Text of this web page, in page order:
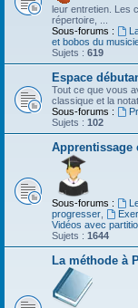
leur entretien. Les
répertoire, ...
Sous-forums :
et bobos du
Sujets : 619
Espace
Tout ce que vous
classique et la
Sous-forums :
Sujets : 102
Apprentissage
Sous-forums :
progresser
Vidéos avec
Sujets : 1644
La méthode à